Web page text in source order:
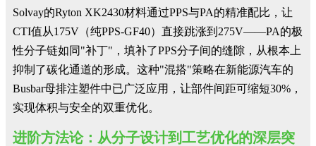
Solvay的Ryton XK2430材料通过PPS与PA的精准配比，让
CTI值从175V（纯PPS-GF40）直接跳涨到275V——PA的极
性分子链如同"补丁"，填补了PPS分子间的缝隙，从根本上
抑制了碳化通道的形成。这种"混搭"策略在新能源汽车的
Busbar母排注塑件中已广泛应用，让部件间距可缩短30%，
实现体积与安全的双重优化。
进阶方法论：从分子设计到工艺优化的深层突